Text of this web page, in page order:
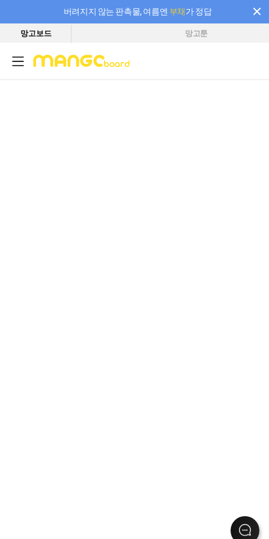
버려지지 않는 판촉물, 여름엔 부채가 정답
필요한 만큼 충전하고 끊김 없이 작업하세요! 새로워진 AI 부스터 요금제
망고보드 망고툰